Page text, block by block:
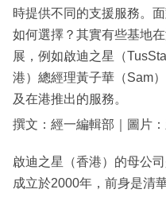
時提供不同的支援服務。
如何選擇？其實有些基地
展，例如啟迪之星（
港）總經理黃子華（Sam
及在港推出的服務。
撰文：經一編輯部｜圖片
啟迪之星（香港）的母公
成立於2000年，前身是清